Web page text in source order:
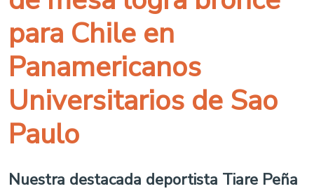
para Chile en
Panamericanos
Universitarios de Sao
Paulo
Nuestra destacada deportista Tiare Peña